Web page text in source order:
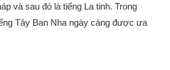
và sau đó là tiếng La tinh. Trong
Tây Ban Nha ngày càng được ưa